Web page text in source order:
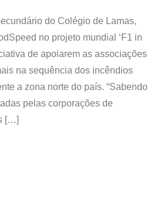
do Colégio de Lamas,
no projeto mundial ‘F1 in
de apoiarem as associações
na sequência dos incêndios
a zona norte do país. “Sabendo
pelas corporações de
[…]